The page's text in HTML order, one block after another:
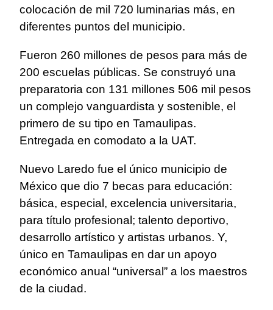
colocación de mil 720 luminarias más, en
diferentes puntos del municipio.
Fueron 260 millones de pesos para más de
200 escuelas públicas. Se construyó una
preparatoria con 131 millones 506 mil pesos
un complejo vanguardista y sostenible, el
primero de su tipo en Tamaulipas.
Entregada en comodato a la UAT.
Nuevo Laredo fue el único municipio de
México que dio 7 becas para educación:
básica, especial, excelencia universitaria,
para título profesional; talento deportivo,
desarrollo artístico y artistas urbanos. Y,
único en Tamaulipas en dar un apoyo
económico anual “universal” a los maestros
de la ciudad.